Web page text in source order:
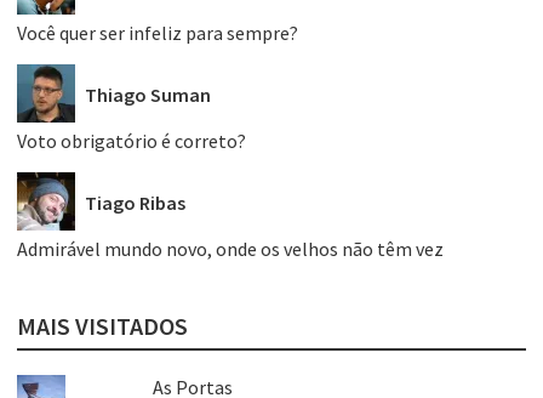
Você quer ser infeliz para sempre?
Thiago Suman
Voto obrigatório é correto?
Tiago Ribas
Admirável mundo novo, onde os velhos não têm vez
MAIS VISITADOS
As Portas